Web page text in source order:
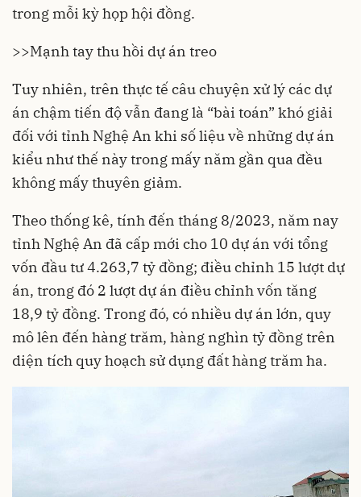
trong mỗi kỳ họp hội đồng.
>>Mạnh tay thu hồi dự án treo
Tuy nhiên, trên thực tế câu chuyện xử lý các dự
án chậm tiến độ vẫn đang là “bài toán” khó giải
đối với tỉnh Nghệ An khi số liệu về những dự án
kiểu như thế này trong mấy năm gần qua đều
không mấy thuyên giảm.
Theo thống kê, tính đến tháng 8/2023, năm nay
tỉnh Nghệ An đã cấp mới cho 10 dự án với tổng
vốn đầu tư 4.263,7 tỷ đồng; điều chỉnh 15 lượt dự
án, trong đó 2 lượt dự án điều chỉnh vốn tăng
18,9 tỷ đồng. Trong đó, có nhiều dự án lớn, quy
mô lên đến hàng trăm, hàng nghìn tỷ đồng trên
diện tích quy hoạch sử dụng đất hàng trăm ha.